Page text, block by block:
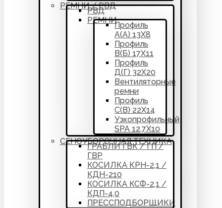
РЕМНИ / РВД
РВД
РЕМНИ
Профиль
А(А) 13Х8
Профиль
В(Б) 17Х11
Профиль
Д(Г) 32Х20
Вентиляторные
ремни
Профиль
С(В) 22Х14
Узкопрофильный
SPA 12,7Х10
СЕНОУБОРОЧНАЯ ТЕХНИКА
ГРАБЛИ ГВК / ГП /
ГВР
КОСИЛКА КРН-2,1 /
КДН-210
КОСИЛКА КСФ-2,1 /
КДП-4,0
ПРЕССПОДБОРЩИКИ